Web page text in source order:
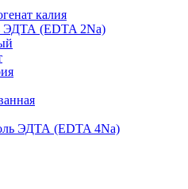
калия
ЭДТА (EDTA 2Na)
ЭДТА (EDTA 4Na)